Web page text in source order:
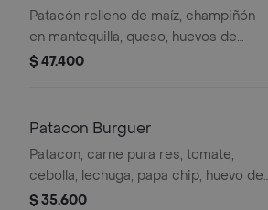
Patacón relleno de maíz, champiñón
en mantequilla, queso, huevos de
codorniz, salsa de la cas.
$ 47.400
Patacon Burguer
Patacon, carne pura res, tomate,
cebolla, lechuga, papa chip, huevo de
codorniz, queso
$ 35.600